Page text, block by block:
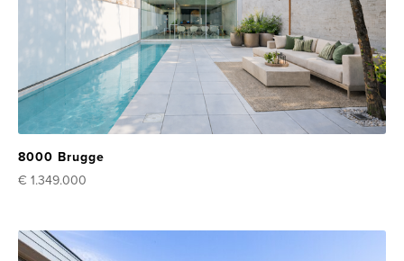
8000 Brugge
€ 1.349.000